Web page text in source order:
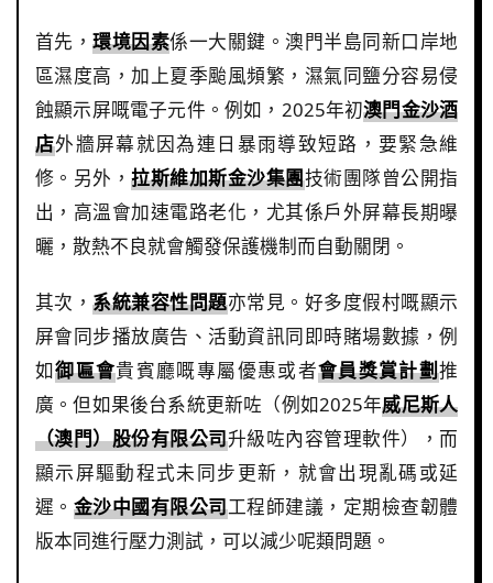
首先，環境因素係一大關鍵。澳門半島同新口岸地
區濕度高，加上夏季颱風頻繁，濕氣同鹽分容易侵
蝕顯示屏嘅電子元件。例如，2025年初澳門金沙酒
店外牆屏幕就因為連日暴雨導致短路，要緊急維
修。另外，拉斯維加斯金沙集團技術團隊曾公開指
出，高溫會加速電路老化，尤其係戶外屏幕長期曝
曬，散熱不良就會觸發保護機制而自動關閉。
其次，系統兼容性問題亦常見。好多度假村嘅顯示
屏會同步播放廣告、活動資訊同即時賭場數據，例
如御匾會貴賓廳嘅專屬優惠或者會員獎賞計劃推
廣。但如果後台系統更新咗（例如2025年威尼斯人
（澳門）股份有限公司升級咗內容管理軟件），而
顯示屏驅動程式未同步更新，就會出現亂碼或延
遲。 金沙中國有限公司工程師建議，定期檢查韌體
版本同進行壓力測試，可以減少呢類問題。